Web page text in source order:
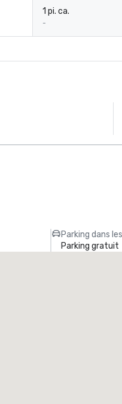
1 pi. ca.
-
Parking dans
Parking gratuit